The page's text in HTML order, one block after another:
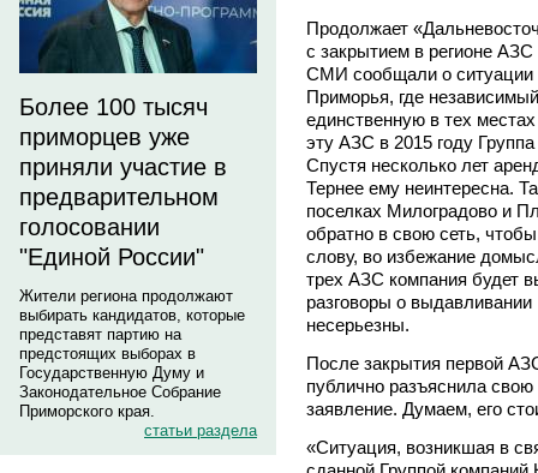
Более 100 тысяч
приморцев уже
приняли участие в
предварительном
голосовании
"Единой России"
Жители региона продолжают
выбирать кандидатов, которые
представят партию на
предстоящих выборах в
Государственную Думу и
Законодательное Собрание
Приморского края.
статьи раздела
Продолжает
с закрытием в регионе
СМИ сообщали о ситуации
Приморья, где
единственную в тех
эту АЗС в 2015 году
Спустя несколько лет
Тернее ему неинтересна.
поселках Милоградово и
обратно в свою сеть,
слову, во избежание
трех АЗС компания будет
разговоры о
несерьезны.
После закрытия первой
публично разъяснила
заявление. Думаем, его
«Ситуация, возникшая в